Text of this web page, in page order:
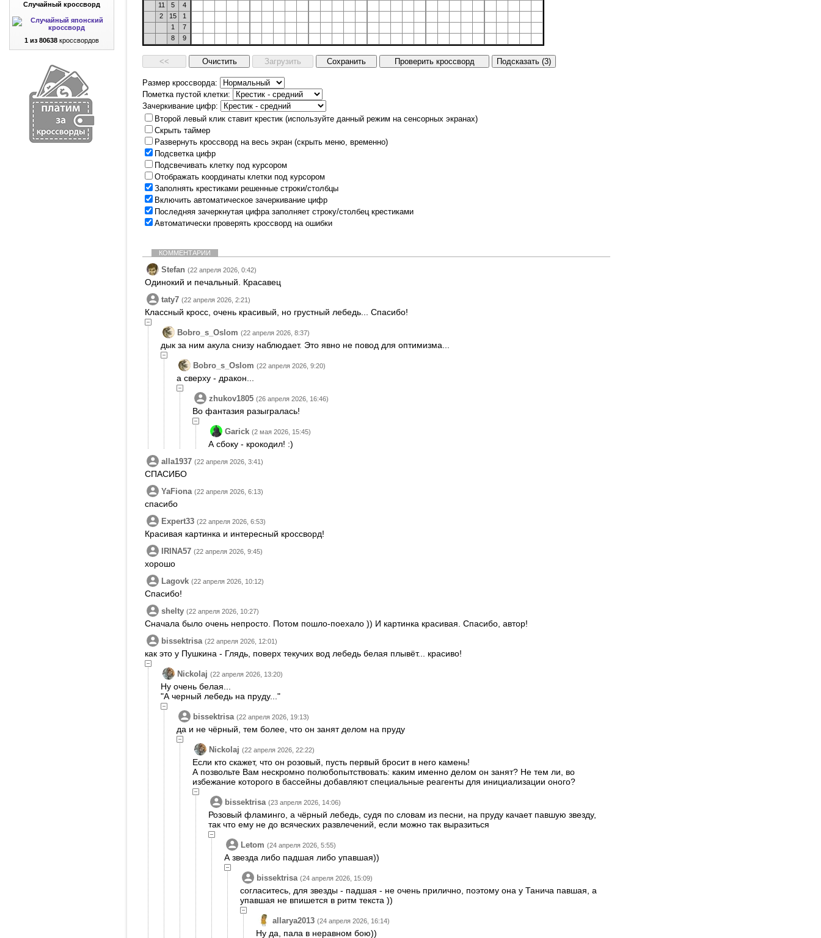
Случайный кроссворд
1 из 80638 кроссвордов
11
5
4
2
15
1
1
7
8
9
Размер кроссворда:
Пометка пустой клетки:
Зачеркивание цифр:
Второй левый клик ставит крестик (используйте данный режим на сенсорных экранах)
Скрыть таймер
Развернуть кроссворд на весь экран (скрыть меню, временно)
Подсветка цифр
Подсвечивать клетку под курсором
Отображать координаты клетки под курсором
Заполнять крестиками решенные строки/столбцы
Включить автоматическое зачеркивание цифр
Последняя зачеркнутая цифра заполняет строку/столбец крестиками
Автоматически проверять кроссворд на ошибки
КОММЕНТАРИИ
Stefan (22 апреля 2026, 0:42)
Одинокий и печальный. Красавец
taty7 (22 апреля 2026, 2:21)
Классный кросс, очень красивый, но грустный лебедь... Спасибо!
Bobro_s_Oslom (22 апреля 2026, 8:37)
дык за ним акула снизу наблюдает. Это явно не повод для оптимизма...
Bobro_s_Oslom (22 апреля 2026, 9:20)
а сверху - дракон...
zhukov1805 (26 апреля 2026, 16:46)
Во фантазия разыгралась!
Garick (2 мая 2026, 15:45)
А сбоку - крокодил! :)
alla1937 (22 апреля 2026, 3:41)
СПАСИБО
YaFiona (22 апреля 2026, 6:13)
спасибо
Expert33 (22 апреля 2026, 6:53)
Красивая картинка и интересный кроссворд!
IRINA57 (22 апреля 2026, 9:45)
хорошо
Lagovk (22 апреля 2026, 10:12)
Спасибо!
shelty (22 апреля 2026, 10:27)
Сначала было очень непросто. Потом пошло-поехало )) И картинка красивая. Спасибо, автор!
bissektrisa (22 апреля 2026, 12:01)
как это у Пушкина - Глядь, поверх текучих вод лебедь белая плывёт... красиво!
Nickolaj (22 апреля 2026, 13:20)
Ну очень белая...
"А черный лебедь на пруду..."
bissektrisa (22 апреля 2026, 19:13)
да и не чёрный, тем более, что он занят делом на пруду
Nickolaj (22 апреля 2026, 22:22)
Если кто скажет, что он розовый, пусть первый бросит в него камень!
А позвольте Вам нескромно полюбопытствовать: каким именно делом он занят? Не тем ли, во
избежание которого в бассейны добавляют специальные реагенты для инициализации оного?
bissektrisa (23 апреля 2026, 14:06)
Розовый фламинго, а чёрный лебедь, судя по словам из песни, на пруду качает павшую звезду,
так что ему не до всяческих развлечений, если можно так выразиться
Letom (24 апреля 2026, 5:55)
А звезда либо падшая либо упавшая))
bissektrisa (24 апреля 2026, 15:09)
согласитесь, для звезды - падшая - не очень прилично, поэтому она у Танича павшая, а
упавшая не впишется в ритм текста ))
allarya2013 (24 апреля 2026, 16:14)
Ну да, пала в неравном бою))